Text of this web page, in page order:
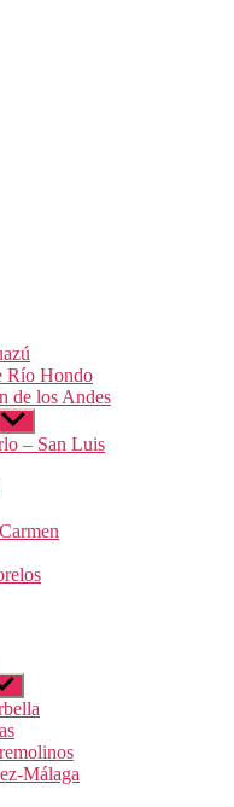
Río Hondo
de los Andes
Mostrar
el
submenú
– San Luis
Málaga